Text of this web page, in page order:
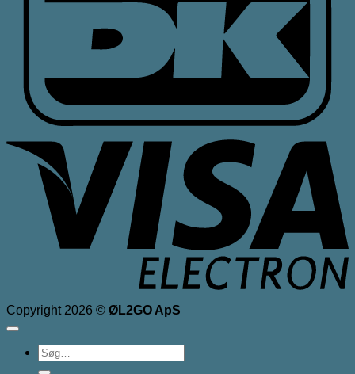
Copyright 2026 © ØL2GO ApS
Søg
efter: